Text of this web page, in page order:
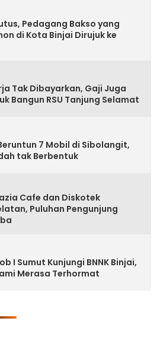
Pedagang Bakso yang
di Kota Binjai Dirujuk ke
Tak Dibayarkan, Gaji Juga
Bangun RSU Tanjung Selamat
7 Mobil di Sibolangit,
tak Berbentuk
Cafe dan Diskotek
Puluhan Pengunjung
I Sumut Kunjungi BNNK Binjai,
Merasa Terhormat